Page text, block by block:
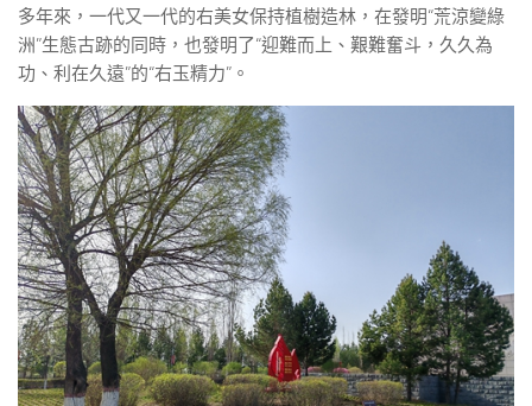
多年來，一代又一代的右美女保持植樹造林，在發明“荒涼變綠
洲”生態古跡的同時，也發明了“迎難而上、艱難奮斗，久久為
功、利在久遠”的“右玉精力”。